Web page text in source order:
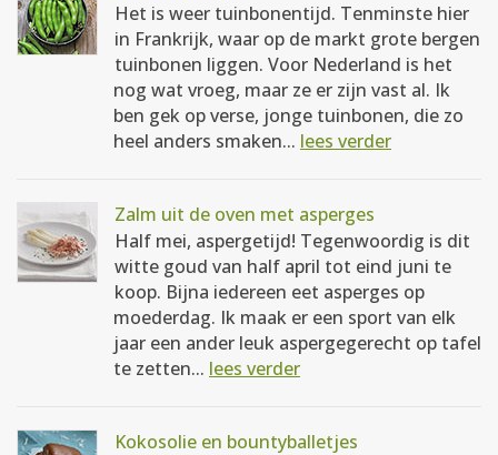
Het is weer tuinbonentijd. Tenminste hier
in Frankrijk, waar op de markt grote bergen
tuinbonen liggen. Voor Nederland is het
nog wat vroeg, maar ze er zijn vast al. Ik
ben gek op verse, jonge tuinbonen, die zo
heel anders smaken... lees verder
Zalm uit de oven met asperges
Half mei, aspergetijd! Tegenwoordig is dit
witte goud van half april tot eind juni te
koop. Bijna iedereen eet asperges op
moederdag. Ik maak er een sport van elk
jaar een ander leuk aspergegerecht op tafel
te zetten... lees verder
Kokosolie en bountyballetjes